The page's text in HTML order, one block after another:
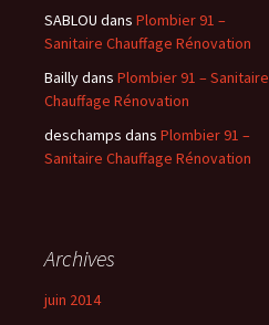
SABLOU dans Plombier 91 –
Sanitaire Chauffage Rénovation
Baillydans Plombier 91 – Sanitaire
Chauffage Rénovation
deschamps dans Plombier 91 –
Sanitaire Chauffage Rénovation
Archives
juin 2014